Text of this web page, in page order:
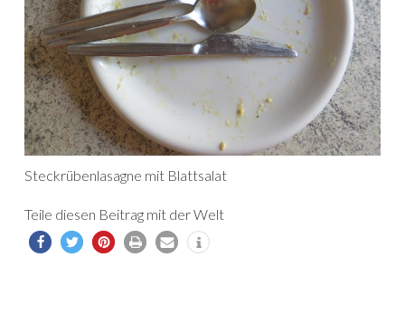
Steckrübenlasagne mit Blattsalat
Teile diesen Beitrag mit der Welt